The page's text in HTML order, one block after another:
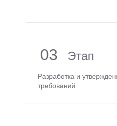
03
Разработка и
требований